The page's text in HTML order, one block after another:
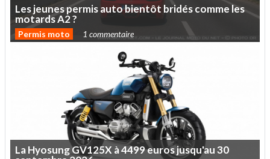
Lesjeunespermisautobientôt bridéscommeles
motardsA2?
Permis moto 1 commentaire
LaHyosungGV125X à4499eurosjusqu'au30